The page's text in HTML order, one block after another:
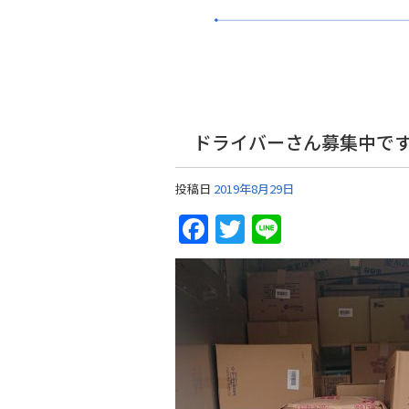
ドライバーさん募集中で
投稿日 2019年8月29日
Facebook
Twitter